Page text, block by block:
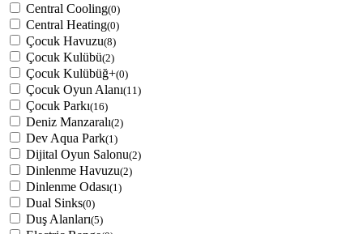
Central Cooling(0)
Central Heating(0)
Çocuk Havuzu(8)
Çocuk Kulübü(2)
Çocuk Kulübüğ+(0)
Çocuk Oyun Alanı(11)
Çocuk Parkı(16)
Deniz Manzaralı(2)
Dev Aqua Park(1)
Dijital Oyun Salonu(2)
Dinlenme Havuzu(2)
Dinlenme Odası(1)
Dual Sinks(0)
Duş Alanları(5)